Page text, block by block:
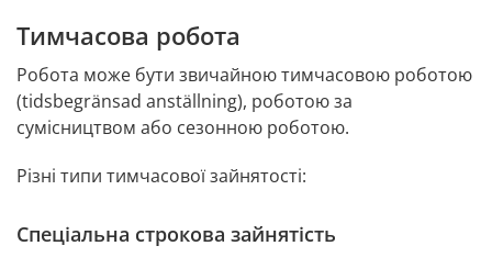
Тимчасова робота
Робота може бути звичайною тимчасовою роботою
(tidsbegränsad anställning), роботою за
сумісництвом або сезонною роботою.
Різні типи тимчасової зайнятості:
Спеціальна строкова зайнятість